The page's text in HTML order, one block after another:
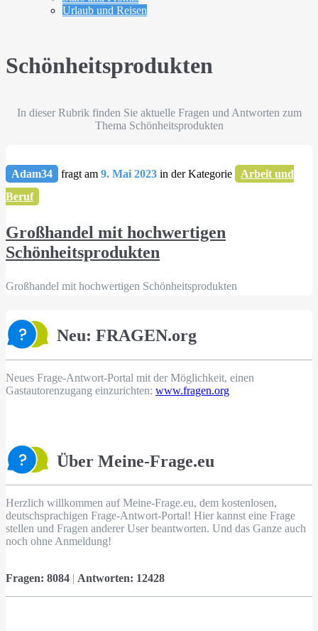
Urlaub und Reisen
Schönheitsprodukten
In dieser Rubrik finden Sie aktuelle Fragen und Antworten zum
Thema Schönheitsprodukten
Adam34 fragt am 9. Mai 2023 in der Kategorie
Arbeit und
Beruf
Großhandel mit hochwertigen
Schönheitsprodukten
Großhandel mit hochwertigen Schönheitsprodukten
Neu: FRAGEN.org
Neues Frage-Antwort-Portal mit der Möglichkeit, einen
Gastautorenzugang einzurichten: www.fragen.org
Über Meine-Frage.eu
Herzlich willkommen auf Meine-Frage.eu, dem kostenlosen,
deutschsprachigen Frage-Antwort-Portal! Hier kannst eine Frage
stellen und Fragen anderer User beantworten. Und das Ganze auch
noch ohne Anmeldung!
Fragen: 8084 | Antworten: 12428